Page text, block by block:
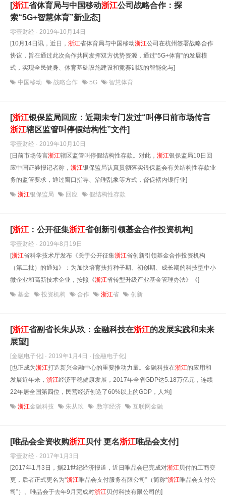
[浙江省体育局与中国移动浙江公司战略合作：探
索“5G+智慧体育”新业态]
零壹财经 · 2019年10月14日
[10月14日讯，近日， 浙江省体育局与中国移动浙江公司在杭州签署战略合作
协议，旨在通过此次合作共同发挥双方优势资源，通过“5G+体育”的发展模
式，实现全民健身、体育基础设施建设和竞赛训练的智能化与]
中国移动 战略合作 5G 智慧体育
[浙江银保监局回应：近期未专门发过“叫停日前市场传言
浙江辖区监管叫停假结构性”文件]
零壹财经 · 2019年10月10日
[日前市场传言浙江辖区监管叫停假结构性存款。对此， 浙江银保监局10日回
应中国证券报记者称， 浙江银保监局认真贯彻落实银保监会有关结构性存款业
务的监管要求，通过窗口指导、治理乱象等方式，督促辖内银行业]
浙江银保监局 回应 假结构性存款
[浙江 ：公开征集浙江省创新引领基金合作投资机构]
零壹财经 · 2019年8月19日
[浙江省科学技术厅发布《关于公开征集浙江省创新引领基金合作投资机构
（第二批）的通知》：为加快培育扶持种子期、初创期、成长期的科技型中小
微企业和高新技术企业，按照《浙江省转型升级产业基金管理办法》《]
基金 投资机构 合作 浙江省 创新
[浙江省副省长朱从玖：金融科技在浙江的发展实践和未来
展望]
[金融电子化] · 2019年1月4日 · [金融电子化]
[也正成为浙江打造新兴金融中心的重要推动力量。金融科技在浙江的应用和
发展近年来， 浙江经济平稳健康发展，2017年全省GDP达5.18万亿元，连续
22年居全国第四位，民营经济创造了60%以上的GDP，人均]
浙江金融科技 朱从玖 .数字经济 互联网金融
[唯品会全资收购浙江贝付 更名浙江唯品会支付]
零壹财经 · 2017年1月3日
[2017年1月3日，据21世纪经济报道，近日唯品会已完成对浙江贝付的工商变
更，后者正式更名为“浙江唯品会支付服务有限公司”（简称“浙江唯品会支付公
司”）。唯品会于去年9月完成对浙江贝付科技有限公司的]